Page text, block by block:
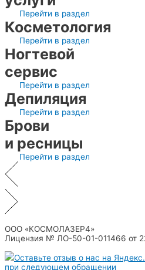
Перейти в раздел
Косметология
Перейти в раздел
Ногтевой
сервис
Перейти в раздел
Депиляция
Перейти в раздел
Брови
и ресницы
Перейти в раздел
ООО «КОСМОЛАЗЕР4»
Лицензия № ЛО-50-01-011466 от
Оставьте отзыв о нас на
при следующем обращении